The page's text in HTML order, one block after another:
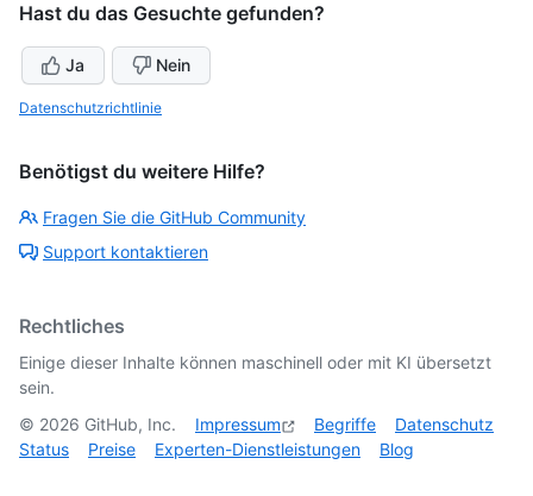
Hast du das Gesuchte gefunden?
Ja Nein
Datenschutzrichtlinie
Benötigst du weitere Hilfe?
Fragen Sie die GitHub Community
Support kontaktieren
Rechtliches
Einige dieser Inhalte können maschinell oder mit KI übersetzt
sein.
© 2026 GitHub, Inc. Impressum Begriffe
Datenschutz
Status
Preise Experten-Dienstleistungen Blog